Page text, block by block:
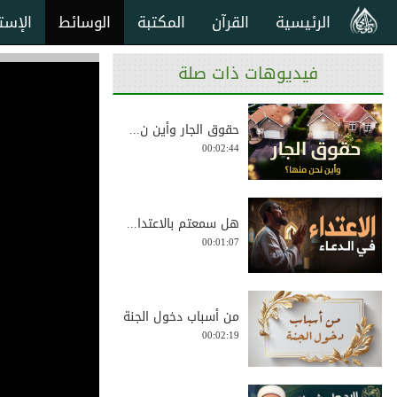
الوسائط المكتبة القرآن الرئيسية
فيديوهات ذات صلة
حقوق الجار وأين ن...
00:02:44
هل سمعتم بالاعتدا...
00:01:07
من أسباب دخول الجنة
00:02:19